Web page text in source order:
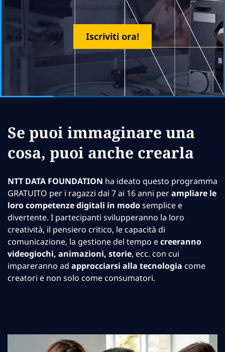
Iscriviti ora!
Se puoi immaginare una
cosa, puoi anche crearla
NTT DATA FOUNDATION ha ideato questo programma
GRATUITO per i ragazzi dai 7 ai 16 anni perampliare le
loro competenze digitali in modosemplice e
divertente. I partecipanti svilupperanno la loro
creatività, il pensiero critico, le capacità di
comunicazione, la gestione del tempo ecreeranno
videogiochi, animazioni, storie, ecc. con cui
impareranno ad approcciarsi alla tecnologia come
creatori e non solo come consumatori.